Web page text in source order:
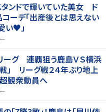
タンドで輝いていた美女 ド
ーデ「出産後とは思えない
い♥」
ーグ 連覇狙う鹿島ＶＳ横浜
」 リーグ戦２４年ぶり地上
観衆動員へ